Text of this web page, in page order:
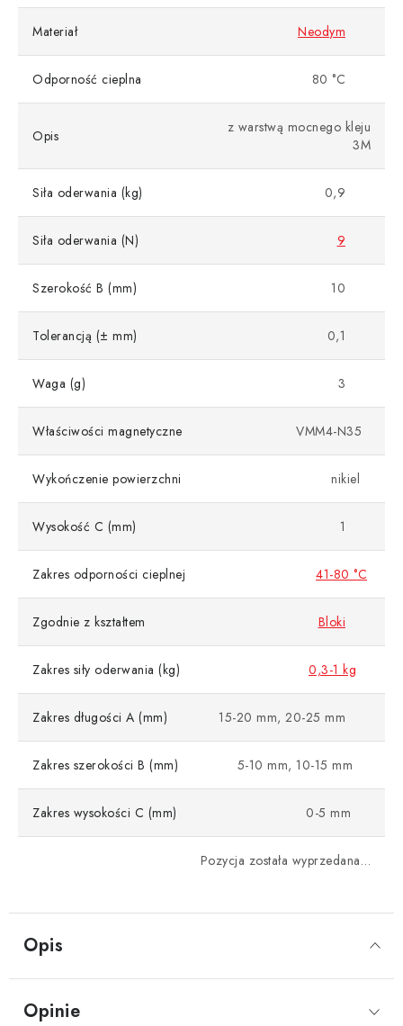
Opis
Materiał Neodym
Odporność cieplna 80 °C
Opis
z warstwą mocnego kleju
3M
Siła oderwania (kg) 0,9
Siła oderwania (N) 9
Szerokość B (mm) 10
Tolerancją (± mm) 0,1
Waga (g) 3
Właściwości magnetyczne VMM4-N35
Wykończenie powierzchni nikiel
Wysokość C (mm) 1
Zakres odporności cieplnej 41-80 °C
Zgodnie z kształtem Bloki
Zakres siły oderwania (kg) 0,3-1 kg
Zakres długości A (mm) 15-20 mm, 20-25 mm
Zakres szerokości B (mm) 5-10 mm, 10-15 mm
Zakres wysokości C (mm) 0-5 mm
Pozycja została wyprzedana…
Opinie